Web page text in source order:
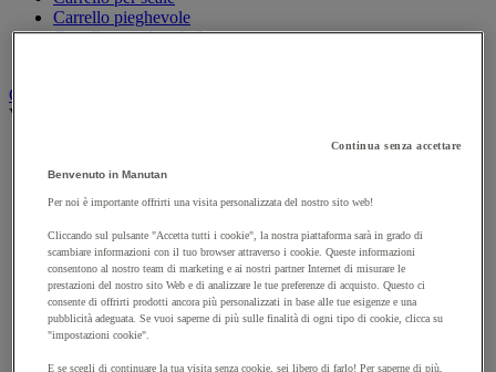
Carrello pieghevole
Carrello portabombole
Carrello a ripiani e rimorchio industriale
Vedi tutte le categorie
Carrello a livello costante
Carrello a rimorchio
Carrello con pareti a griglia
Carrello con ripiani
Carrello con ripiani in alluminio e in inox
Carrello con sponda fissa e rimovibile
Carrello contenitore
Carrello e cassettiera su ruote
Continua senza accettare
Benvenuto in Manutan
Per noi è importante offrirti una visita personalizzata del nostro sito web!
Cliccando sul pulsante "Accetta tutti i cookie", la nostra piattaforma sarà in grado di
scambiare informazioni con il tuo browser attraverso i cookie. Queste informazioni
consentono al nostro team di marketing e ai nostri partner Internet di misurare le
prestazioni del nostro sito Web e di analizzare le tue preferenze di acquisto. Questo ci
consente di offrirti prodotti ancora più personalizzati in base alle tue esigenze e una
pubblicità adeguata. Se vuoi saperne di più sulle finalità di ogni tipo di cookie, clicca su
"impostazioni cookie".
E se scegli di continuare la tua visita senza cookie, sei libero di farlo! Per saperne di più,